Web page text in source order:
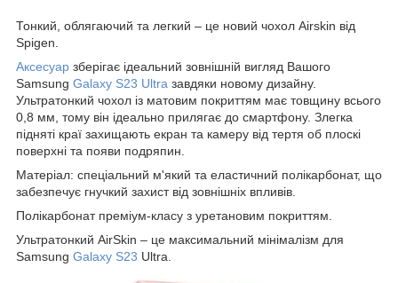
Тонкий, облягаючий та легкий – це новий чохол Airskin від
Spigen.
Аксесуар зберігає ідеальний зовнішній вигляд Вашого
Samsung Galaxy S23 Ultra завдяки новому дизайну.
Ультратонкий чохол із матовим покриттям має товщину всього
0,8 мм, тому він ідеально прилягає до смартфону. Злегка
підняті краї захищають екран та камеру від тертя об плоскі
поверхні та появи подряпин.
Матеріал: спеціальний м'який та еластичний полікарбонат, що
забезпечує гнучкий захист від зовнішніх впливів.
Полікарбонат преміум-класу з уретановим покриттям.
Ультратонкий AirSkin – це максимальний мінімалізм для
Samsung Galaxy S23 Ultra.